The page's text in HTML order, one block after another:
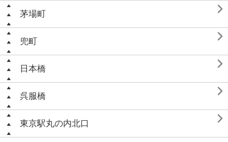
茅場町 
兜町 
日本橋 
呉服橋 
東京駅丸の内北口 